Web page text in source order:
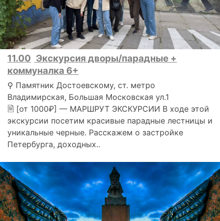
11.00 Экскурсия дворы/парадные +
коммуналка 6+
⚲ Памятник Достоевскому, ст. метро
Владимирская, Большая Московская ул.1
🗎 [от 1000₽] — МАРШРУТ ЭКСКУРСИИ В ходе этой
экскурсии посетим красивые парадные лестницы и
уникальные черные. Расскажем о застройке
Петербурга, доходных..